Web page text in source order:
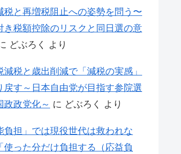
税と再増税阻止への姿勢を問う〜
き税額控除のリスクと同日選の意
どぶろく より
減税と歳出削減で「減税の実感」
戻す～日本自由党が目指す参院選
政政党化～ に どぶろく より
負担」では現役世代は救われな
使った分だけ負担する（応益負